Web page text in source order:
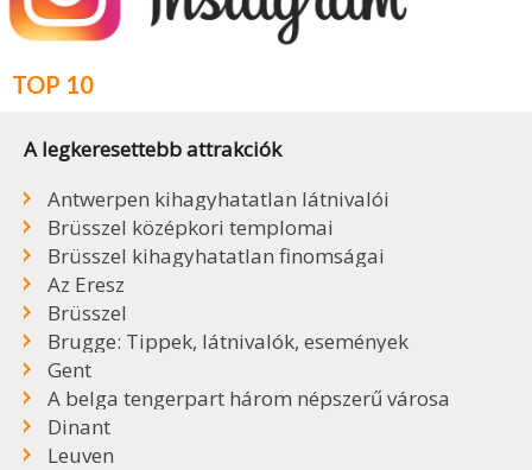
TOP 10
A legkeresettebb attrakciók
Antwerpen kihagyhatatlan látnivalói
Brüsszel középkori templomai
Brüsszel kihagyhatatlan finomságai
Az Eresz
Brüsszel
Brugge: Tippek, látnivalók, események
Gent
A belga tengerpart három népszerű városa
Dinant
Leuven